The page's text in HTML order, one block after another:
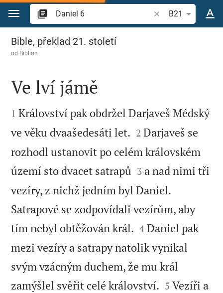
Přejít na obsah
Vyhledat biblický
B21
Daniel 6
Bible, překlad 21. století
od Biblion

Ve lví jámě

1 Království pak obdržel Darjaveš Médský
ve věku dvaašedesáti let. 

2 Darjaveš se
rozhodl ustanovit po celém královském
území sto dvacet satrapů 

3 a nad nimi tři
vezíry, z nichž jedním byl Daniel.
Satrapové se zodpovídali vezírům, aby
tím nebyl obtěžován král. 

4 Daniel pak
mezi vezíry a satrapy natolik vynikal
svým vzácným duchem, že mu král
zamýšlel svěřit celé království. 

5 Vezíři a